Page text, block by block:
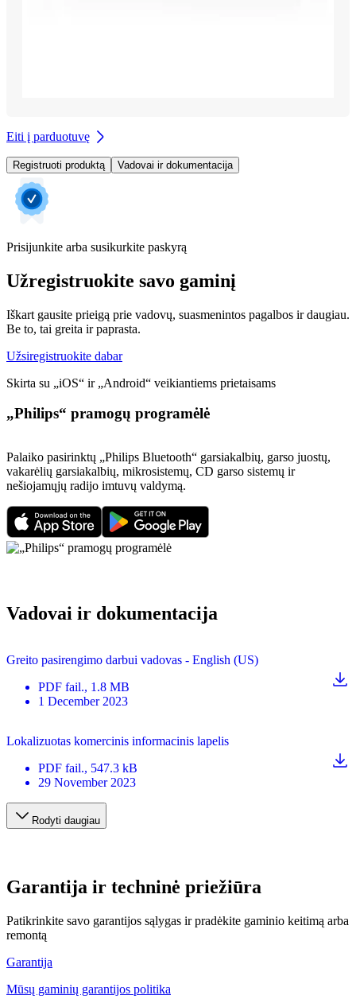
Eiti į parduotuvę
Registruoti produktą Vadovai ir dokumentacija
Prisijunkite arba susikurkite paskyrą
Užregistruokite savo gaminį
Iškart gausite prieigą prie vadovų, suasmenintos pagalbos ir daugiau.
Be to, tai greita ir paprasta.
Užsiregistruokite dabar
Skirta su „iOS“ ir „Android“ veikiantiems prietaisams
„Philips“ pramogų programėlė
Palaiko pasirinktų „Philips Bluetooth“ garsiakalbių, garso juostų,
vakarėlių garsiakalbių, mikrosistemų, CD garso sistemų ir
nešiojamųjų radijo imtuvų valdymą.
Vadovai ir dokumentacija
Greito pasirengimo darbui vadovas - English (US)
PDF fail., 1.8 MB
1 December 2023
Lokalizuotas komercinis informacinis lapelis
PDF fail., 547.3 kB
29 November 2023
Rodyti daugiau
Garantija ir techninė priežiūra
Patikrinkite savo garantijos sąlygas ir pradėkite gaminio keitimą arba
remontą
Garantija
Mūsų gaminių garantijos politika